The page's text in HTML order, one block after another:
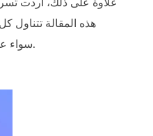
بتحويل صيغة MP4 سواء عبر الإنترنت أو دون اتصال. علاوة على ذلك، تتضمّن خطوات للتأكد من تنفيذ جميع عمليات المعالجة بشكل صحيح.